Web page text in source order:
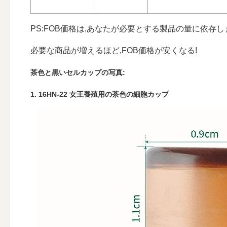
PS:FOB価格は,あなたが必要とする製品の量に依存し
必要な商品が増えるほど,FOB価格が安くなる!
茶色と黒いセルカップの写真:
1. 16HN-22 女王養殖用の茶色の細胞カップ